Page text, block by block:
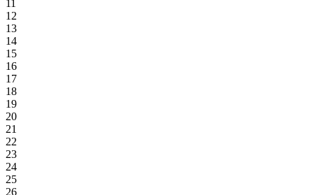
11
12
13
14
15
16
17
18
19
20
21
22
23
24
25
26